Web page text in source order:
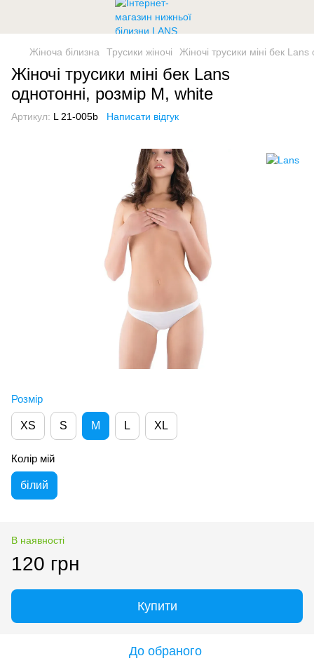
Жіноча білизна Трусики жіночі Жіночі трусики міні бек
Жіночі трусики міні бек Lans
однотонні, розмір M, white
Артикул: L 21-005b Написати відгук
Розмір
XS S M L XL
Колір мій
білий
В наявності
120 грн
Купити
До обраного